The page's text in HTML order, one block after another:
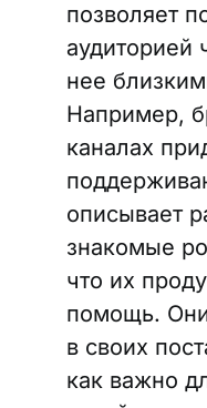
позволяет
аудиторией
нее
Например,
каналах
описывает
знакомые
что их
помощь.
в своих
как важно